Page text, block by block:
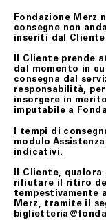
Fondazione Merz
consegne non
inseriti dal
Il Cliente prende
dal momento in
consegna dal
responsabilità,
insorgere in
imputabile a
I tempi di
modulo
indicativi.
Il Cliente,
rifiutare il ritiro
tempestivamente
Merz, tramite il